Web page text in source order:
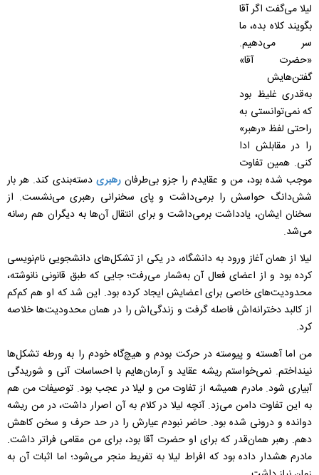
لیلا می‌گفت اگر آقا
بگویند کلاه بده، ما
سر می‌دهیم.
«حضرت‌ آقا»
گفتن‌هایش
به‌قدری غلیظ بود
که نمی‌توانستی به
راحتی لفظ «رهبر»
را در مقابلش ادا
کنی. همین تفاوت
موجب شده بود، من و عقایدم را جزو بی‌طرفانرهبری دسته‌بندی کند. هر بار
شش‌دانگ حواسش را برمی‌داشت و پای سخنرانی رهبری می‌نشست. از
سخنان ایشان، یادداشت‌ برمی‌داشت و برای انتقال آن‌ها به دیگران هم رسانه
می‌شد.
لیلا از همان آغاز ورود به دانشگاه، در یکی از تشکل‌های دانشجویی نام‌نویسی
کرده بود و از اعضای فعال آن به‌شمار می‌رفت؛ جایی که طبق قانونی نانوشته،
محدودیت‌های خاصی برای اعضایش ایجاد کرده بود. این شد که او هم کم‌کم
از کالبد دخترانه‌اش فاصله گرفت و زندگی‌اش را در همان محدودیت‌ها خلاصه
کرد.
من اما آهسته و پیوسته در حرکت بودم و هیچ‌گاه خودم را به ورطه تشکل‌ها
نینداختم. نمی‌خواستم ریشه عقاید و آرمان‌هایم با احساسات آنی و شوریدگی
آبیاری شود. مادرم همیشه از تفاوت من و لیلا در عجب بود. توصیفات من هم
به این تفاوت دامن می‌زد. آنچه لیلا در کلام به آن اصرار داشت، در من ریشه
دوانده و درونی شده بود. حاضر نبودم عیارش را در حد حرف و سخن کاهش
دهم. رهبر همان‌قدر که برای او حضرت آقا بود، برای من مقامی فراتر دا‌شت.
مادرم هشدار داده بود که افراط لیلا به تفریط منجر می‌شود؛ اما اثبات آن به